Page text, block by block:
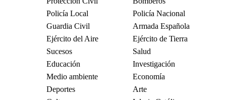
Policía Local
Policía Nacional
Guardia Civil
Armada Española
Ejército del Aire
Ejército de Tierra
Sucesos
Salud
Educación
Investigación
Medio ambiente
Economía
Deportes
Arte